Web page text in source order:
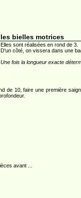
les bielles motrices
Elles sont réalisées en rond de 3.
D'un côté, on vissera dans une
Une fois la longueur exacte
de 10, faire une première
avant ...